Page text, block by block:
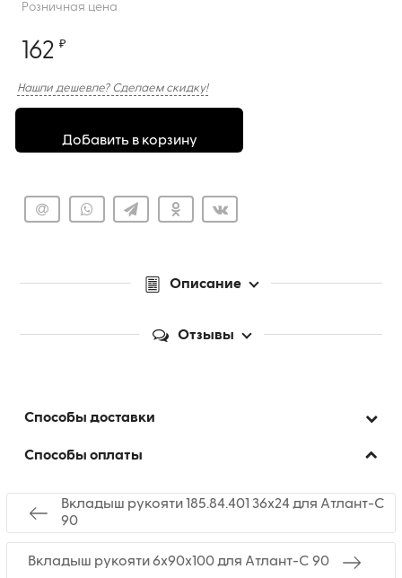
Розничная цена
162 ₽
Нашли дешевле? Сделаем скидку!
Добавить в корзину
Описание
Отзывы
Способы доставки
Способы оплаты
Вкладыш рукояти 185.84.401 36x24 для Атлант-С
90
Вкладыш рукояти 6x90x100 для Атлант-С 90